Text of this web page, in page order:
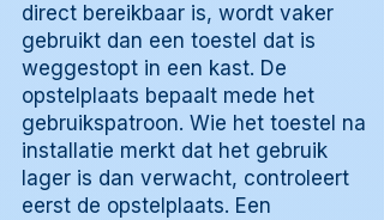
direct bereikbaar is, wordt vaker
gebruikt dan een toestel dat is
weggestopt in een kast. De
opstelplaats bepaalt mede het
gebruikspatroon. Wie het toestel na
installatie merkt dat het gebruik
lager is dan verwacht, controleert
eerst de opstelplaats. Een